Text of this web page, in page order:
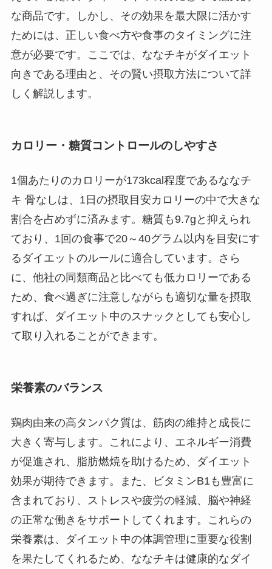
な商品です。しかし、その効果を最大限に活かす
ためには、正しい食べ方や食事のタイミングに注
意が必要です。ここでは、ななチキがダイエット
向きである理由と、その賢い摂取方法について詳
しく解説します。
カロリー・糖質コントロールのしやすさ
1個あたりのカロリーが173kcal程度であるななチ
キ 骨なしは、1日の摂取目安カロリーの中で大きな
割合を占めずに済みます。糖質も9.7gと抑えられ
ており、1回の食事で20～40グラム以内を目安にす
るダイエットのルールに適合しています。さら
に、他社の同類商品と比べても低カロリーである
ため、食べ過ぎに注意しながらも適切な量を摂取
すれば、ダイエット中のスナックとしても安心し
て取り入れることができます。
栄養素のバランス
鶏肉由来の高タンパク質は、筋肉の維持と成長に
大きく寄与します。これにより、エネルギー消費
が促進され、脂肪燃焼を助けるため、ダイエット
効果が期待できます。また、ビタミンB1も豊富に
含まれており、ストレスや疲労の軽減、脳や神経
の正常な働きをサポートしてくれます。これらの
栄養素は、ダイエット中の体調管理に重要な役割
を果たしてくれるため、ななチキは健康的なダイ